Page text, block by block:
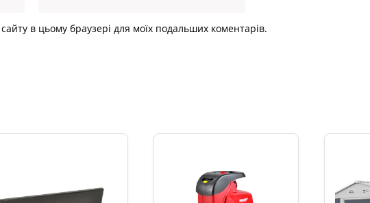
в цьому браузері для моїх подальших коментарів.